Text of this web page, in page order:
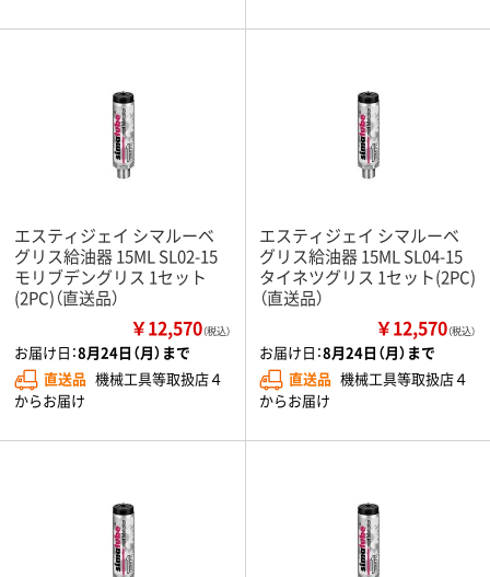
エスティジェイ シマルーベ
グリス給油器 15ML SL02-15
モリブデングリス 1セット
(2PC)（直送品）
￥12,570（税込）
お届け日：8月24日（月）まで
直送品 機械工具等取扱店４
からお届け
エスティジェイ シマルーベ
グリス給油器 15ML SL04-15
タイネツグリス 1セット(2PC)
（直送品）
￥12,570（税込）
お届け日：8月24日（月）まで
直送品 機械工具等取扱店４
からお届け